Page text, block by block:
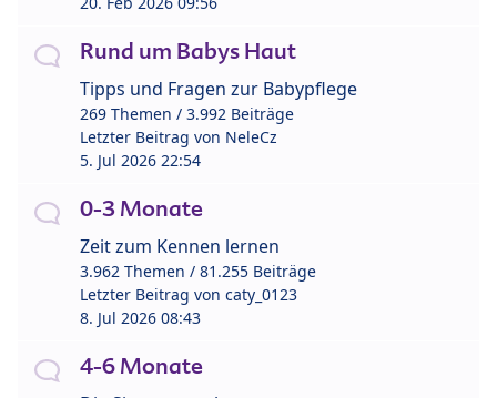
Rund um Babys Haut
Tipps und Fragen zur Babypflege
269 Themen / 3.992 Beiträge
Letzter Beitrag von NeleCz
5. Jul 2026 22:54
0-3 Monate
Zeit zum Kennen lernen
3.962 Themen / 81.255 Beiträge
Letzter Beitrag von caty_0123
8. Jul 2026 08:43
4-6 Monate